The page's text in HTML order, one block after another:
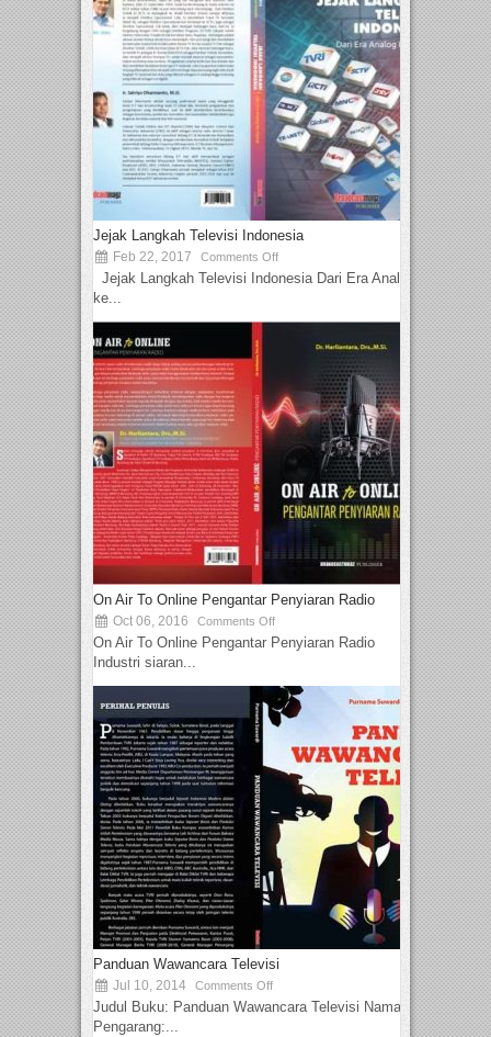
Jejak Langkah Televisi Indonesia
Feb 22, 2017 Comments Off
Jejak Langkah Televisi Indonesia Dari Era Analog
ke...
On Air To Online Pengantar Penyiaran Radio
Oct 06, 2016 Comments Off
On Air To Online Pengantar Penyiaran Radio
Industri siaran...
Panduan Wawancara Televisi
Jul 10, 2014 Comments Off
Judul Buku: Panduan Wawancara Televisi Nama
Pengarang:...